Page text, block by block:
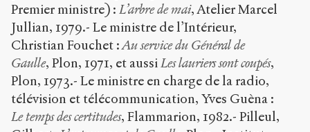
Premier ministre) : L’arbre de mai, Atelier Marcel
Jullian, 1979.- Le ministre de l’Intérieur,
Christian Fouchet :Au service du Général de
Gaulle, Plon, 1971, et aussiLes lauriers sont coupés,
Plon, 1973.- Le ministre en charge de la radio,
télévision et télécommunication, Yves Guèna :
Le temps des certitudes, Flammarion, 1982.- Pilleul,